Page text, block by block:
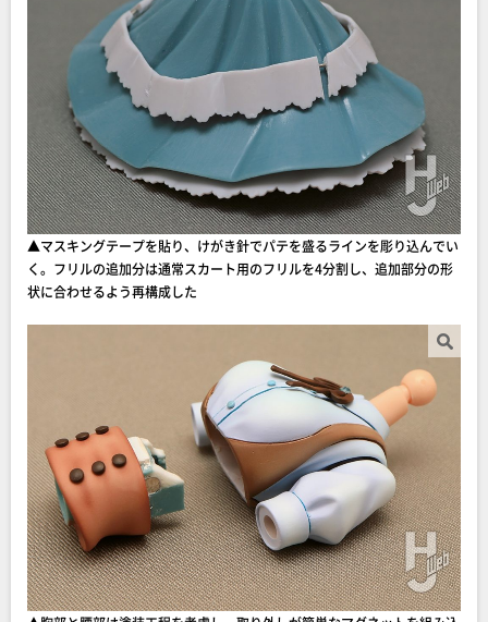
▲マスキングテープを貼り、けがき針でパテを盛るラインを彫り込んでい
く。フリルの追加分は通常スカート用のフリルを4分割し、追加部分の形
状に合わせるよう再構成した